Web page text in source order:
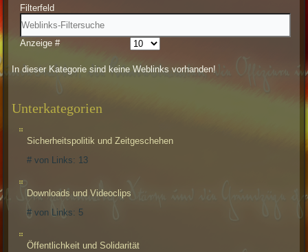
Filterfeld
Anzeige #
In dieser Kategorie sind keine Weblinks vorhanden!
Unterkategorien
Sicherheitspolitik und Zeitgeschehen
# von Links: 13
Downloads und Videoclips
# von Links: 5
Öffentlichkeit und Solidarität